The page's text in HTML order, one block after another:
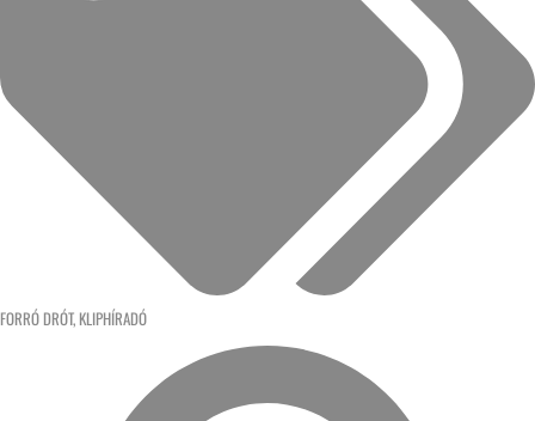
FORRÓ DRÓT, KLIPHÍRADÓ